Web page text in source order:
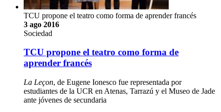
TCU propone el teatro como forma de aprender francés
3 ago 2016
Sociedad
TCU propone el teatro como forma de
aprender francés
La Leçon, de Eugene Ionesco fue representada por
estudiantes de la UCR en Atenas, Tarrazú y el Museo de Jade
ante jóvenes de secundaria